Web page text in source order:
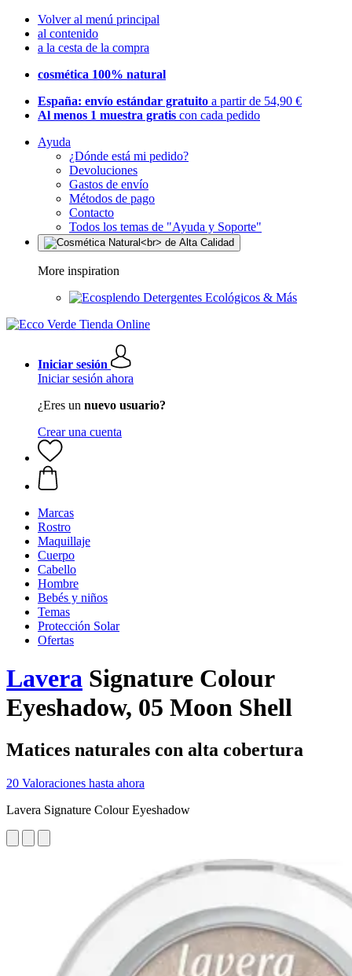
Volver al menú principal
al contenido
a la cesta de la compra
cosmética 100% natural
España: envío estándar gratuito a partir de 54,90 €
Al menos 1 muestra gratis con cada pedido
Ayuda
¿Dónde está mi pedido?
Devoluciones
Gastos de envío
Métodos de pago
Contacto
Todos los temas de "Ayuda y Soporte"
More inspiration
Detergentes Ecológicos & Más
Iniciar sesión
Iniciar sesión ahora
¿Eres un nuevo usuario?
Crear una cuenta
Marcas
Rostro
Maquillaje
Cuerpo
Cabello
Hombre
Bebés y niños
Temas
Protección Solar
Ofertas
Lavera Signature Colour
Eyeshadow, 05 Moon Shell
Matices naturales con alta cobertura
20 Valoraciones hasta ahora
Lavera Signature Colour Eyeshadow